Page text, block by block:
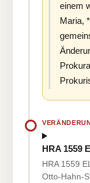
einem
Maria,
HRA 1559
HRA 1559
Otto-Hahn-